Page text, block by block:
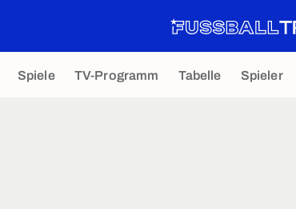
Spiele TV-Programm Tabelle Spieler